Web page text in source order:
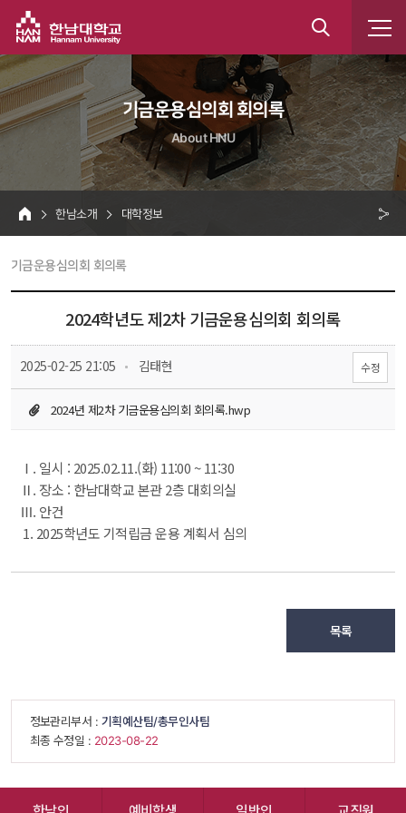
통
합
검
색
기금운용심의회 회의록
About HNU
HOME
한남소개 대학정보
유
기금운용심의회 회의록
2024학년도 제2차 기금운용심의회 회의록
2025-02-25 21:05 김태현 수정
2024년 제2차 기금운용심의회 회의록.hwp
Ⅰ. 일시 : 2025.02.11.(화) 11:00 ~ 11:30
Ⅱ. 장소 : 한남대학교 본관 2층 대회의실
Ⅲ. 안건
1. 2025학년도 기적립금 운용 계획서 심의
목록
정보관리부서 : 기획예산팀/총무인사팀
최종 수정일 : 2023-08-22